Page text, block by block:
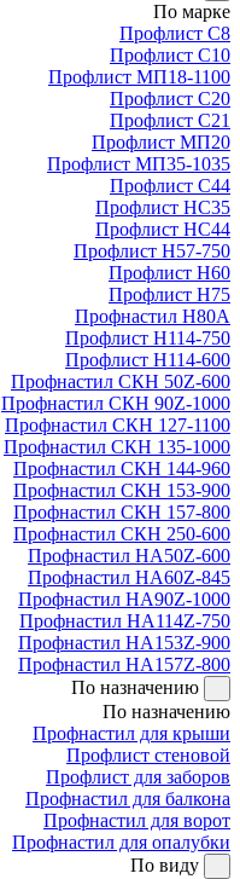
По марке
Профлист С8
Профлист С10
Профлист МП18-1100
Профлист С20
Профлист С21
Профлист МП20
Профлист МП35-1035
Профлист С44
Профлист НС35
Профлист НС44
Профлист Н57-750
Профлист Н60
Профлист Н75
Профнастил Н80А
Профлист Н114-750
Профлист Н114-600
Профнастил СКН 50Z-600
Профнастил СКН 90Z-1000
Профнастил СКН 127-1100
Профнастил СКН 135-1000
Профнастил СКН 144-960
Профнастил СКН 153-900
Профнастил СКН 157-800
Профнастил СКН 250-600
Профнастил НА50Z-600
Профнастил НА60Z-845
Профнастил НА90Z-1000
Профнастил НА114Z-750
Профнастил НА153Z-900
Профнастил НА157Z-800
По назначению
По назначению
Профнастил для крыши
Профлист стеновой
Профлист для заборов
Профнастил для балкона
Профнастил для ворот
Профнастил для опалубки
По виду